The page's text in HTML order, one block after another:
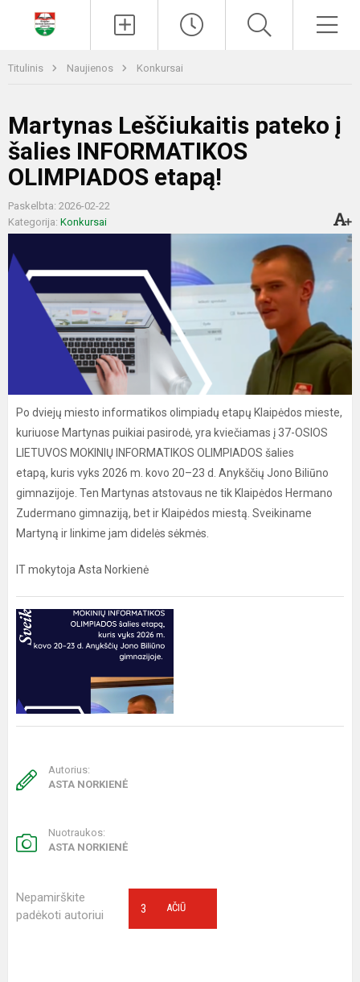
Titulinis Naujienos Konkursai
Martynas Leščiukaitis pateko į
šalies INFORMATIKOS
OLIMPIADOS etapą!
Paskelbta: 2026-02-22
Kategorija: Konkursai
Po dviejų miesto informatikos olimpiadų etapų Klaipėdos mieste,
kuriuose Martynas puikiai pasirodė, yra kviečiamas į 37-OSIOS
LIETUVOS MOKINIŲ INFORMATIKOS OLIMPIADOS šalies
etapą, kuris vyks 2026 m. kovo 20–23 d. Anykščių Jono Biliūno
gimnazijoje. Ten Martynas atstovaus ne tik Klaipėdos Hermano
Zudermano gimnaziją, bet ir Klaipėdos miestą. Sveikiname
Martyną ir linkime jam didelės sėkmės.
IT mokytoja Asta Norkienė
Autorius:
ASTA NORKIENĖ
Nuotraukos:
ASTA NORKIENĖ
Nepamirškite
padėkoti autoriui
AČIŪ
3